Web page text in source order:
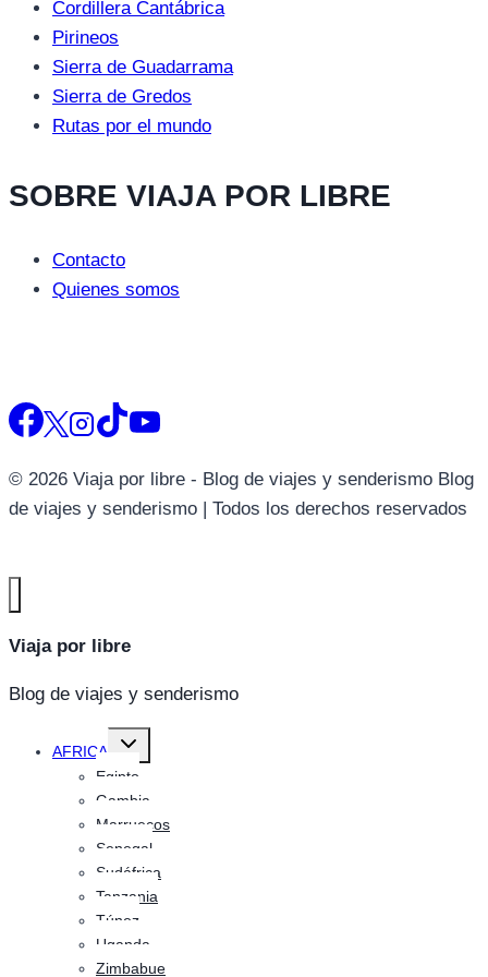
Cordillera Cantábrica
Pirineos
Sierra de Guadarrama
Sierra de Gredos
Rutas por el mundo
SOBRE VIAJA POR LIBRE
Contacto
Quienes somos
© 2026 Viaja por libre - Blog de viajes y senderismo Blog
de viajes y senderismo | Todos los derechos reservados
Viaja por libre
Blog de viajes y senderismo
AFRICA
Alternar
hijo
Egipto
Gambia
Marruecos
Senegal
Sudáfrica
Tanzania
Túnez
Uganda
Zimbabue